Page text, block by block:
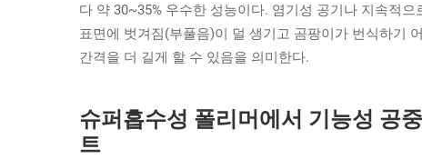
다 약 30~35% 우수한 성능이다. 염기성 공기나 지속적
표면에 벗겨짐(부풀음)이 덜 생기고 곰팡이가 번식하기
간격을 더 길게 할 수 있음을 의미한다.
슈퍼흡수성 폴리머에서 기능성 공
트